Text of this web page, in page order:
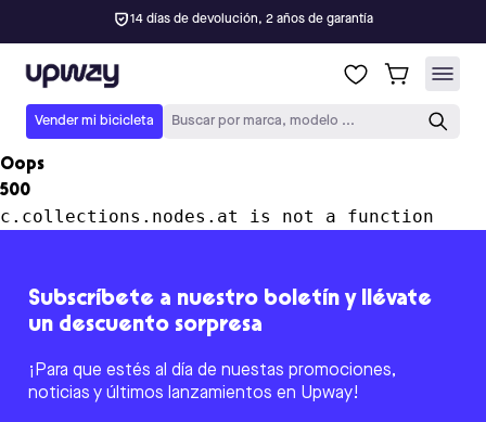
14 días de devolución, 2 años de garantía
Upway
Vender mi bicicleta Buscar por marca, modelo ...
Oops
500
c.collections.nodes.at is not a function
Subscríbete a nuestro boletín y llévate
un descuento sorpresa
¡Para que estés al día de nuestas promociones,
noticias y últimos lanzamientos en Upway!